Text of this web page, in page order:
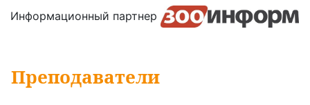
Информационный партнер
Преподаватели